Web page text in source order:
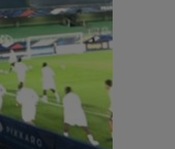
14h00 - 15h00
La Radio Pop